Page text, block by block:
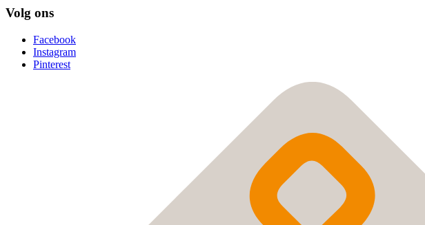
Volg ons
Facebook
Instagram
Pinterest